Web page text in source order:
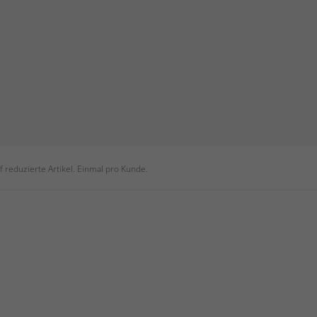
reduzierte Artikel. Einmal pro Kunde.